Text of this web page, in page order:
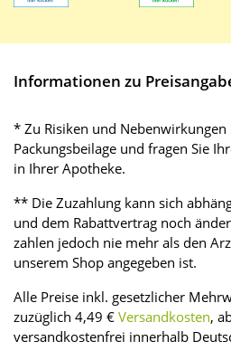
Informationen zu
* Zu Risiken und Nebenwirkungen
Packungsbeilage und fragen Sie
in Ihrer Apotheke.
** Die Zuzahlung kann sich
und dem Rabattvertrag noch
zahlen jedoch nie mehr als den
unserem Shop angegeben ist.
Alle Preise inkl. gesetzlicher
zuzüglich 4,49 € Versandkosten,
versandkostenfrei innerhalb